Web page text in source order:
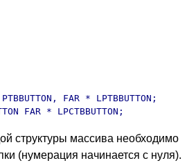
FAR * LPTBBUTTON;
структуры массива необходимо
(нумерация начинается с нуля).